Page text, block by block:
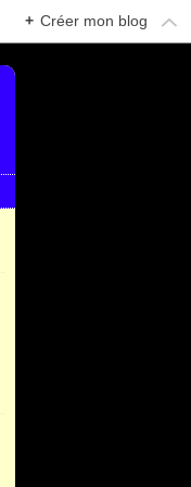
+ Créer mon blog